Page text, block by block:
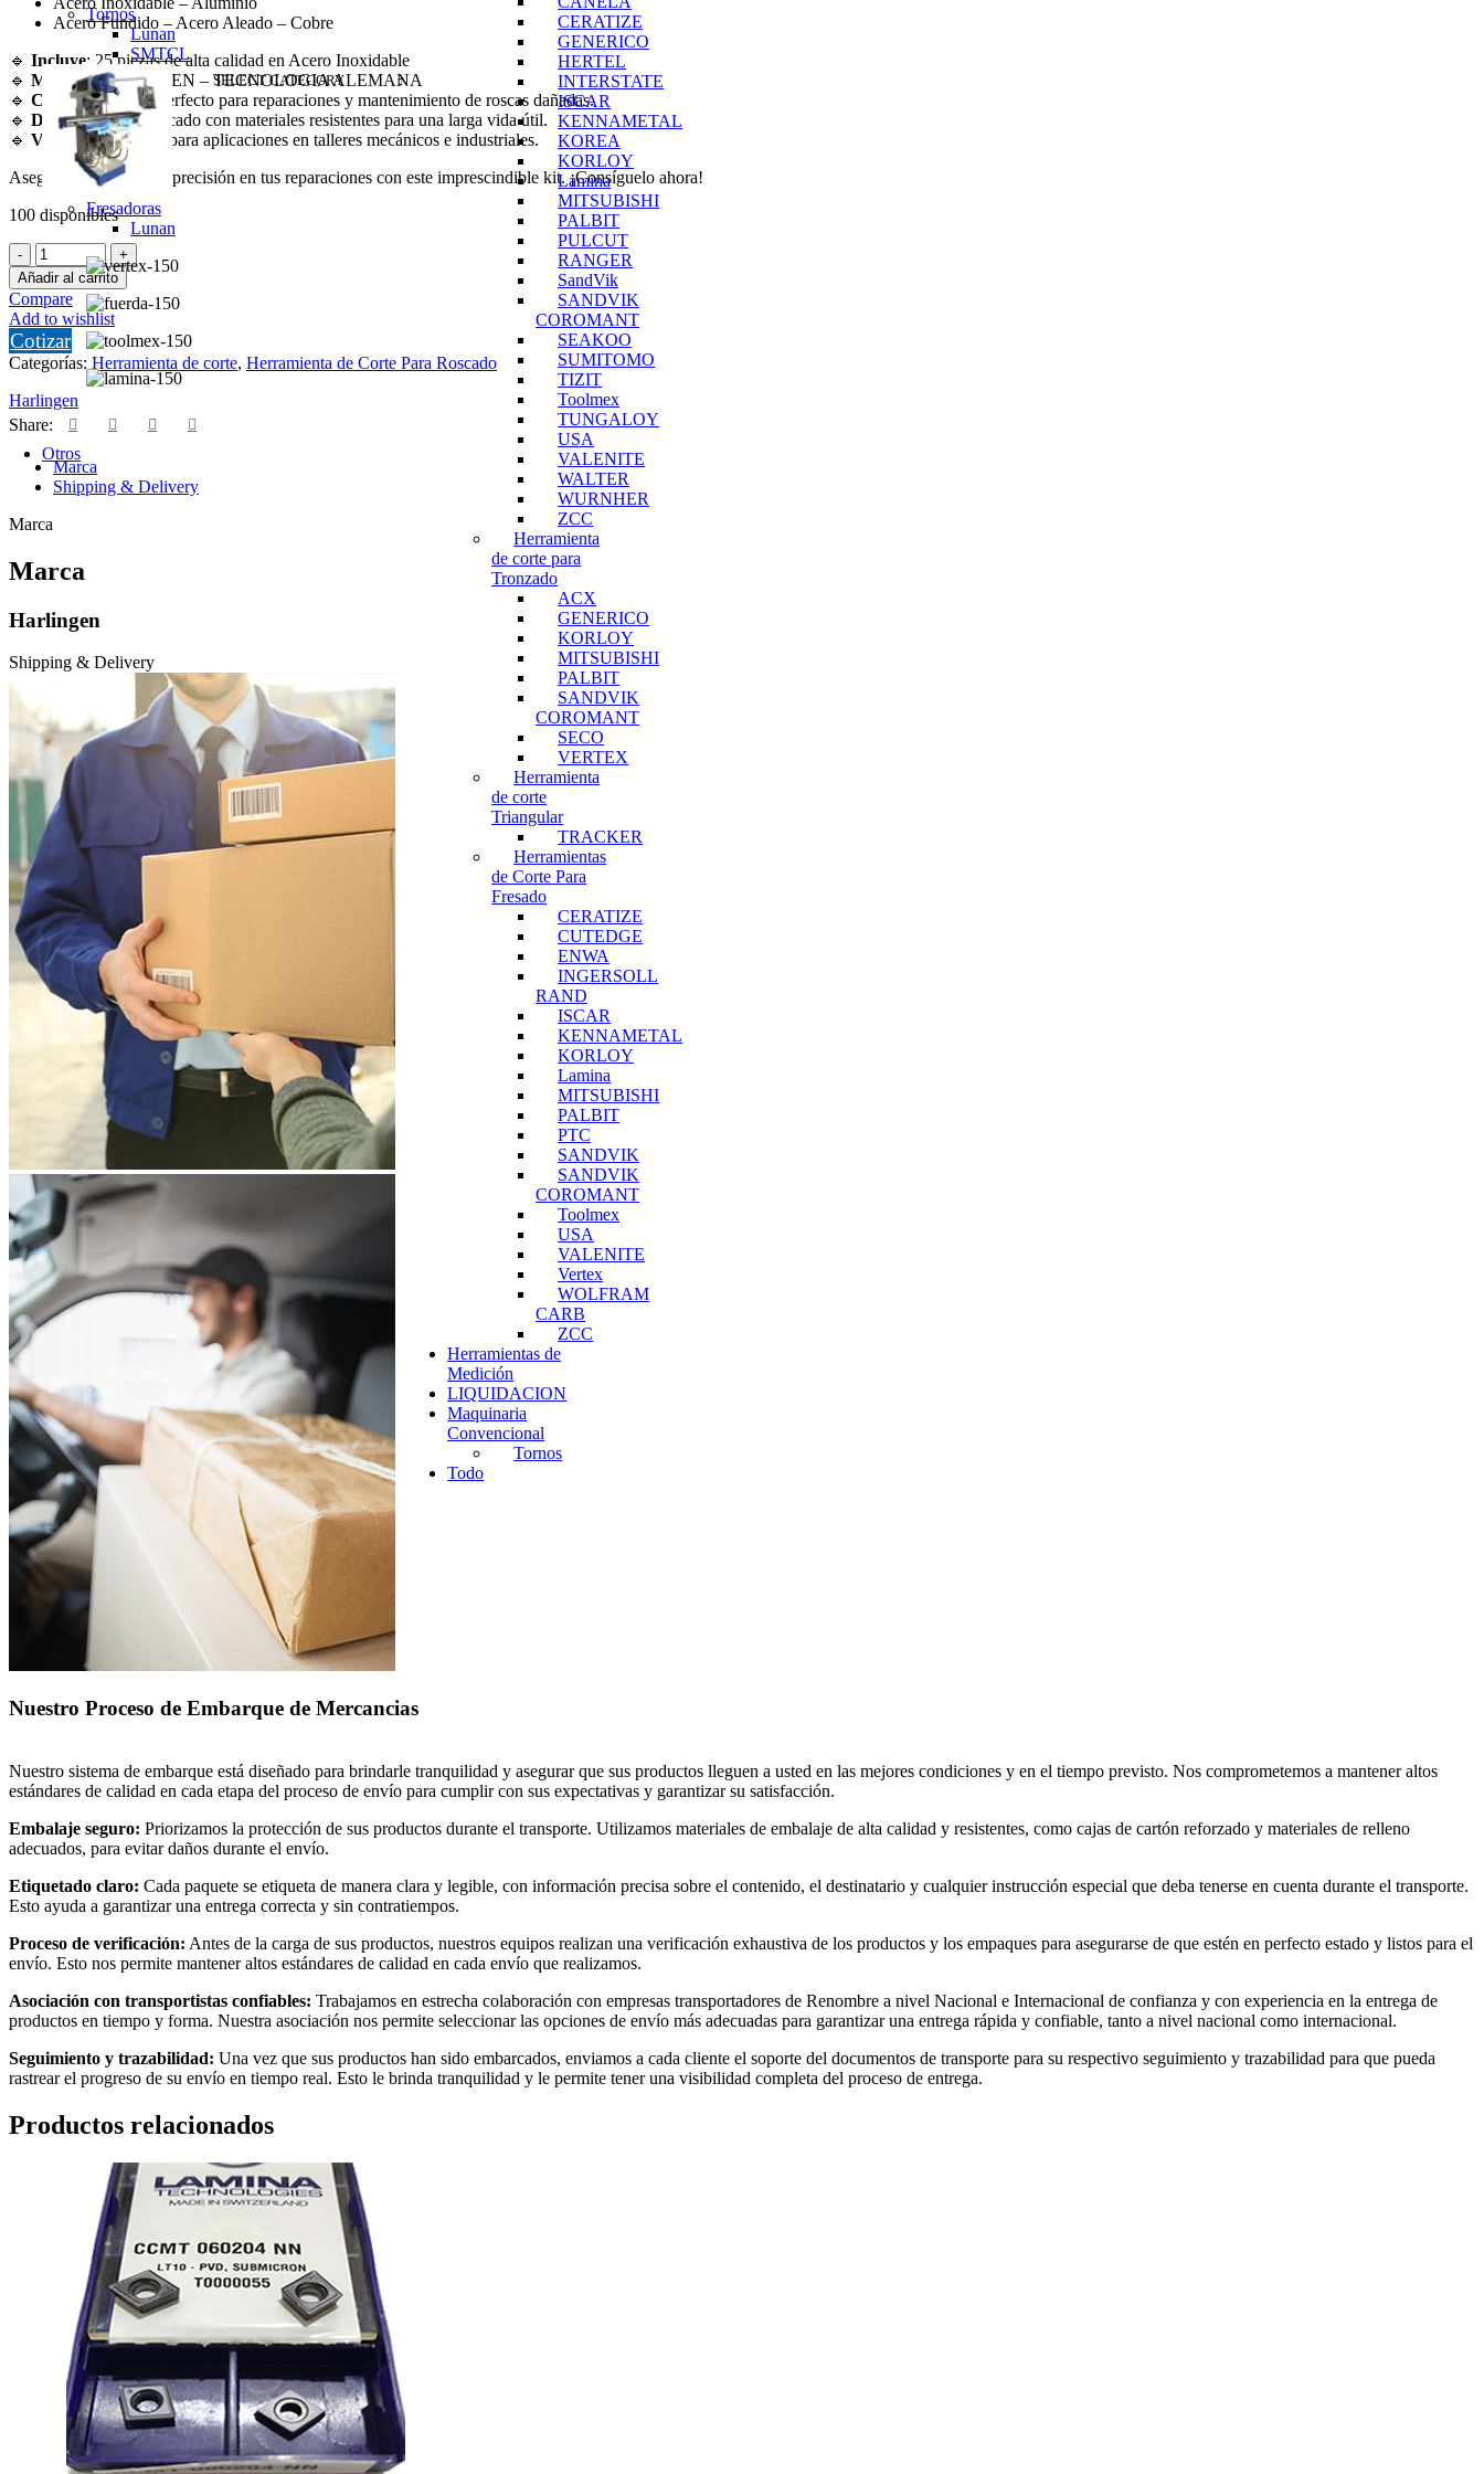
SELECT CATEGORY
CERATIZE
GENERICO
HERTEL
INTERSTATE
ISCAR
KENNAMETAL
KOREA
KORLOY
Lamina
MITSUBISHI
PALBIT
PULCUT
RANGER
SandVik
SANDVIK
COROMANT
SEAKOO
SUMITOMO
TIZIT
Toolmex
TUNGALOY
USA
VALENITE
WALTER
WURNHER
ZCC
Herramienta
de corte para
Tronzado
ACX
GENERICO
KORLOY
MITSUBISHI
PALBIT
SANDVIK
COROMANT
SECO
VERTEX
Herramienta
de corte
Triangular
TRACKER
Herramientas
de Corte Para
Fresado
CERATIZE
CUTEDGE
ENWA
INGERSOLL
RAND
ISCAR
KENNAMETAL
KORLOY
Lamina
MITSUBISHI
PALBIT
PTC
SANDVIK
SANDVIK
COROMANT
Toolmex
USA
VALENITE
Vertex
WOLFRAM
CARB
ZCC
Herramientas de
Medición
LIQUIDACION
Maquinaria
Convencional
Tornos
Todo
Tornos
Lunan
SMTCL
Fresadoras
Lunan
Otros
Acero Fundido – Acero Aleado – Cobre
🔹 Incluye: 25 piezas de alta calidad en Acero Inoxidable
🔹 Marca: HARLINGEN – TECNOLOGIA ALEMANA
🔹 Compatibilidad: Perfecto para reparaciones y mantenimiento de roscas dañadas.
🔹 Durabilidad: Fabricado con materiales resistentes para una larga vida útil.
🔹 Versatilidad: Ideal para aplicaciones en talleres mecánicos e industriales.
Asegura la eficiencia y precisión en tus reparaciones con este imprescindible kit. ¡Consíguelo ahora!
100 disponibles
Insertos
Para
Helicoil
-
Repuestos
Para
Helicoil
M10
x
1.50
Harlingen
cantidad
Añadir al carrito
Compare
Add to wishlist
Cotizar
Categorías: Herramienta de corte, Herramienta de Corte Para Roscado
Harlingen
Share:
Marca
Shipping & Delivery
Marca
Marca
Harlingen
Shipping & Delivery
Nuestro Proceso de Embarque de Mercancias
Nuestro sistema de embarque está diseñado para brindarle tranquilidad y asegurar que sus productos lleguen a usted en las mejores condiciones y en el tiempo previsto. Nos comprometemos a mantener altos
estándares de calidad en cada etapa del proceso de envío para cumplir con sus expectativas y garantizar su satisfacción.
Embalaje seguro: Priorizamos la protección de sus productos durante el transporte. Utilizamos materiales de embalaje de alta calidad y resistentes, como cajas de cartón reforzado y materiales de relleno
adecuados, para evitar daños durante el envío.
Etiquetado claro: Cada paquete se etiqueta de manera clara y legible, con información precisa sobre el contenido, el destinatario y cualquier instrucción especial que deba tenerse en cuenta durante el transporte.
Esto ayuda a garantizar una entrega correcta y sin contratiempos.
Proceso de verificación: Antes de la carga de sus productos, nuestros equipos realizan una verificación exhaustiva de los productos y los empaques para asegurarse de que estén en perfecto estado y listos para el
envío. Esto nos permite mantener altos estándares de calidad en cada envío que realizamos.
Asociación con transportistas confiables: Trabajamos en estrecha colaboración con empresas transportadores de Renombre a nivel Nacional e Internacional de confianza y con experiencia en la entrega de
productos en tiempo y forma. Nuestra asociación nos permite seleccionar las opciones de envío más adecuadas para garantizar una entrega rápida y confiable, tanto a nivel nacional como internacional.
Seguimiento y trazabilidad: Una vez que sus productos han sido embarcados, enviamos a cada cliente el soporte del documentos de transporte para su respectivo seguimiento y trazabilidad para que pueda
rastrear el progreso de su envío en tiempo real. Esto le brinda tranquilidad y le permite tener una visibilidad completa del proceso de entrega.
Productos relacionados